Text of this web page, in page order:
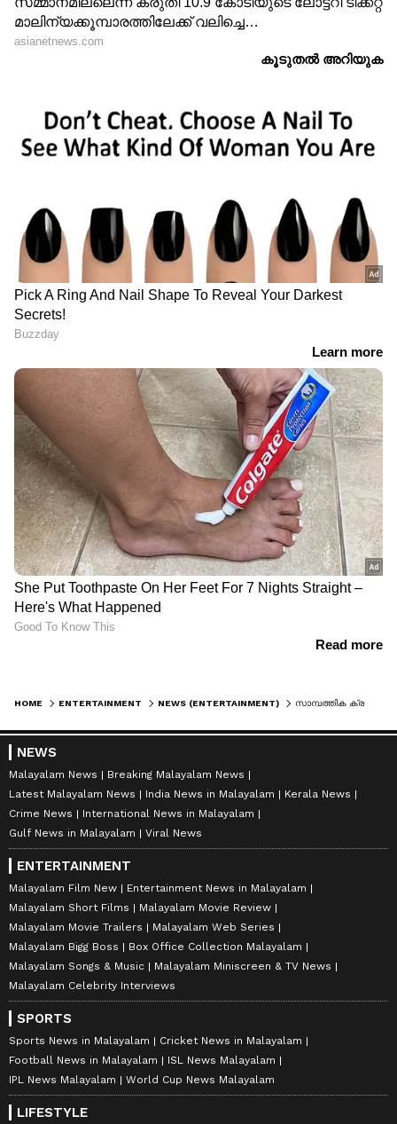
HOME ENTERTAINMENT NEWS (ENTERTAINMENT) സാമ്പത്തിക ക്രമക്കേടിന്റെ പേരിലാണ് ശ്വേത ഉൾപ്പെട്ട കമ്മറ്റി താഴെ പോയത്: അൻസിബ
NEWS
Malayalam News
Breaking Malayalam News
Latest Malayalam News
India News in Malayalam
Kerala News
Crime News
International News in Malayalam
Gulf News in Malayalam
Viral News
ENTERTAINMENT
Malayalam Film New
Entertainment News in Malayalam
Malayalam Short Films
Malayalam Movie Review
Malayalam Movie Trailers
Malayalam Web Series
Malayalam Bigg Boss
Box Office Collection Malayalam
Malayalam Songs & Music
Malayalam Miniscreen & TV News
Malayalam Celebrity Interviews
SPORTS
Sports News in Malayalam
Cricket News in Malayalam
Football News in Malayalam
ISL News Malayalam
IPL News Malayalam
World Cup News Malayalam
LIFESTYLE